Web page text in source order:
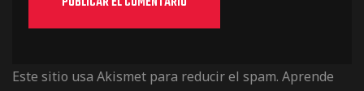
Este sitio usa Akismet para reducir el spam. Aprende